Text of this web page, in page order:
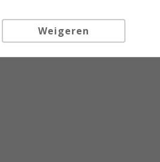
Weigeren